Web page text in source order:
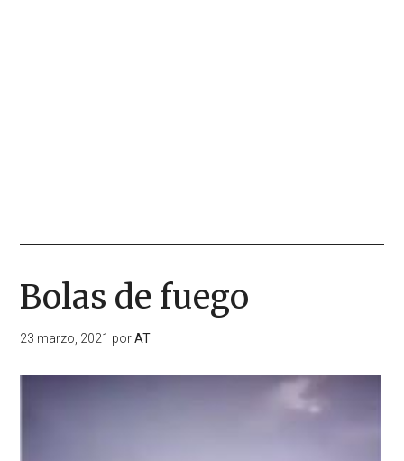
Bolas de fuego
23 marzo, 2021 porAT